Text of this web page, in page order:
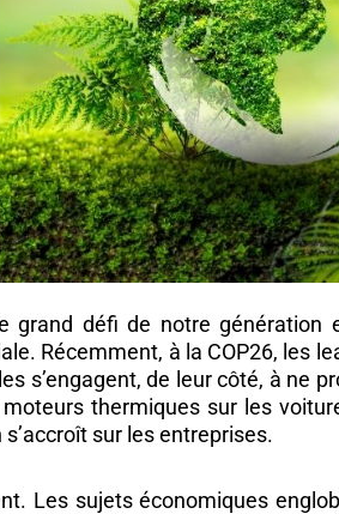
grand défi de notre génération
Récemment, à la COP26, les
s’engagent, de leur côté, à ne
thermiques sur les
sur les entreprises.
Les sujets économiques